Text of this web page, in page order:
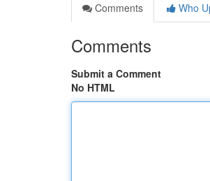
Comments
Who
Comments
Submit a Comment
No HTML